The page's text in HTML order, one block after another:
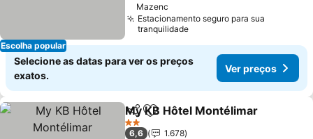
Escolha popular
Mazenc
Estacionamento seguro para sua
tranquilidade
Selecione as datas para ver os preços
exatos.
Ver preços
PartilharAdicionar aos favoritos
My KB Hôtel Montélimar
2 Estrelas
6,6
1.678